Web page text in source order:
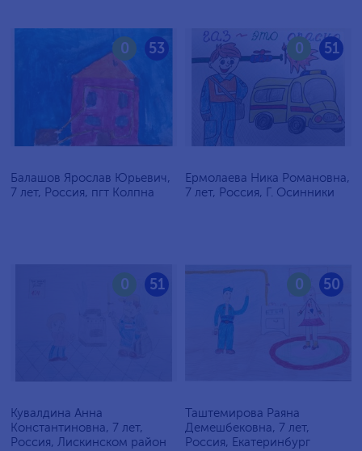
53
0
Балашов Ярослав Юрьевич,
7 лет, Россия, пгт Колпна
51
0
Ермолаева Ника Романовна,
7 лет, Россия, Г. Осинники
51
0
Кувалдина Анна
Константиновна, 7 лет,
Россия, Лискинском район
50
0
Таштемирова Раяна
Демешбековна, 7 лет,
Россия, Екатеринбург